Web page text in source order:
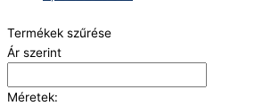
Termékek szűrése
Ár szerint
Méretek: